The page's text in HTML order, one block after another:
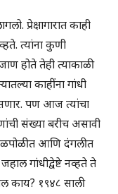
प्रेक्षागारात काही
त्यांना कुणी
होते तेही त्याकाळी
काहींना गांधी
पण आज त्यांचा
संख्या बरीच असावी
आणि दंगलीत
गांधीद्वेष्टे नव्हते ते
काय? १९४८ साली